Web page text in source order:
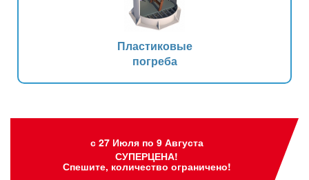
Пластиковые
погреба
с 27 Июля по 9 Августа
СУПЕРЦЕНА!
Спешите, количество ограничено!